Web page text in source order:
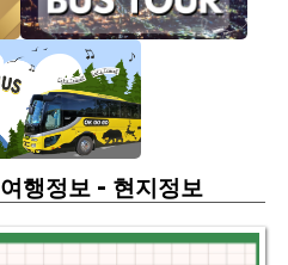
여행정보- 현지정보